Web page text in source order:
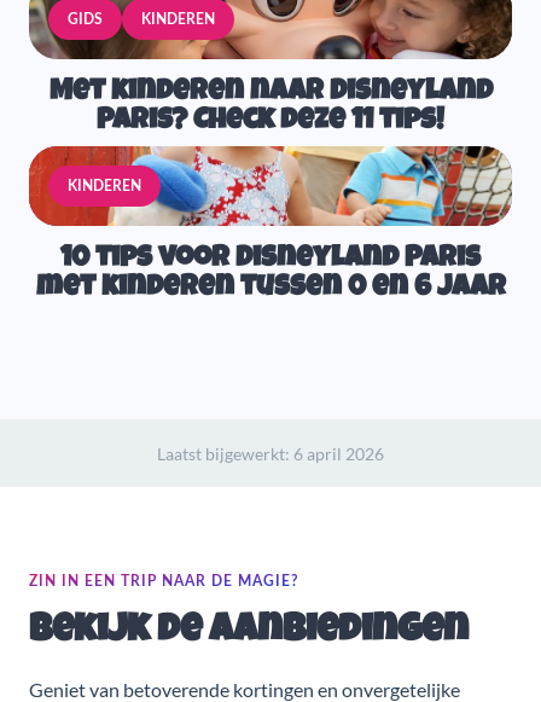
GIDS KINDEREN
Met kinderen naar Disneyland
Paris? Check deze 11 tips!
KINDEREN
10 tips voor Disneyland Paris
met kinderen tussen 0 en 6 jaar
Laatst bijgewerkt: 6 april 2026
ZIN IN EEN TRIP NAAR DE MAGIE?
Bekijk de aanbiedingen
Geniet van betoverende kortingen en onvergetelijke